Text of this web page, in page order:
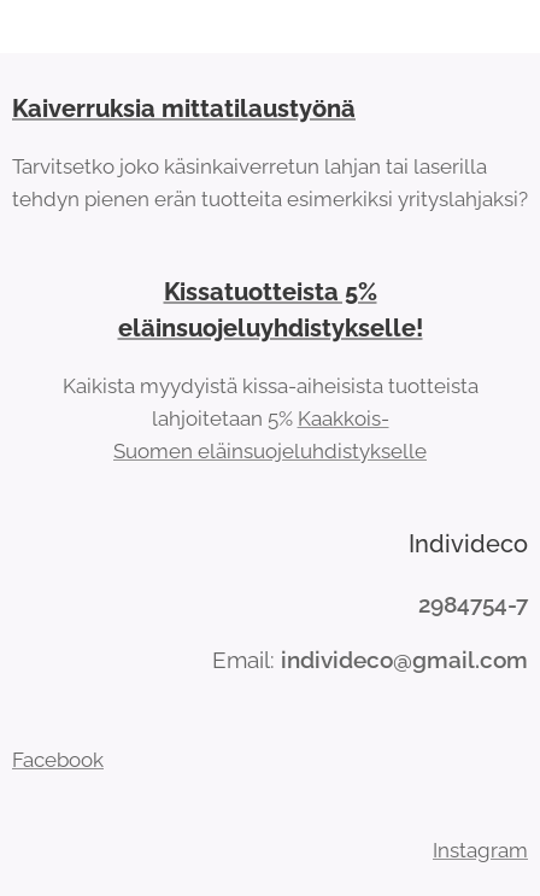
Kaiverruksia mittatilaustyönä
Tarvitsetko joko käsinkaiverretun lahjan tai laserilla
tehdyn pienen erän tuotteita esimerkiksi yrityslahjaksi?
Kissatuotteista 5%
eläinsuojeluyhdistykselle!
Kaikista myydyistä kissa-aiheisista tuotteista
lahjoitetaan 5% Kaakkois-
Suomen eläinsuojeluhdistykselle
Individeco
2984754-7
Email: individeco@gmail.com
Facebook
Instagram